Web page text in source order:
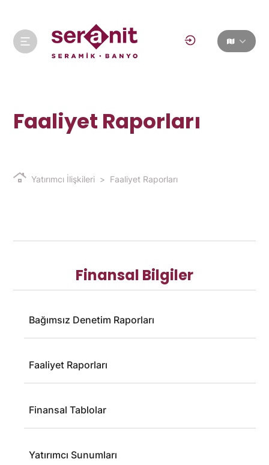
Faaliyet Raporları
Yatırımcı İlişkileri Faaliyet Raporları
Finansal Bilgiler
Bağımsız Denetim Raporları
Faaliyet Raporları
Finansal Tablolar
Yatırımcı Sunumları